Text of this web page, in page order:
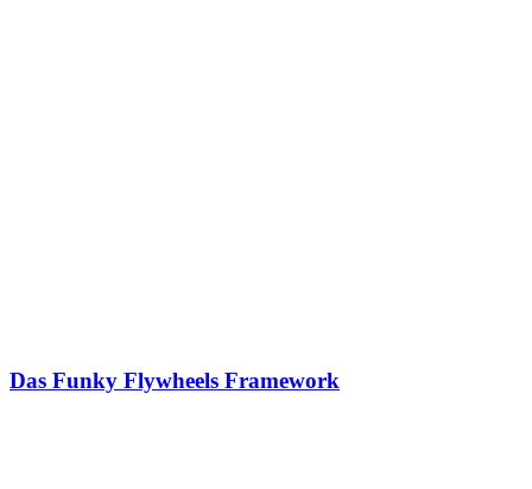
Das Funky Flywheels Framework